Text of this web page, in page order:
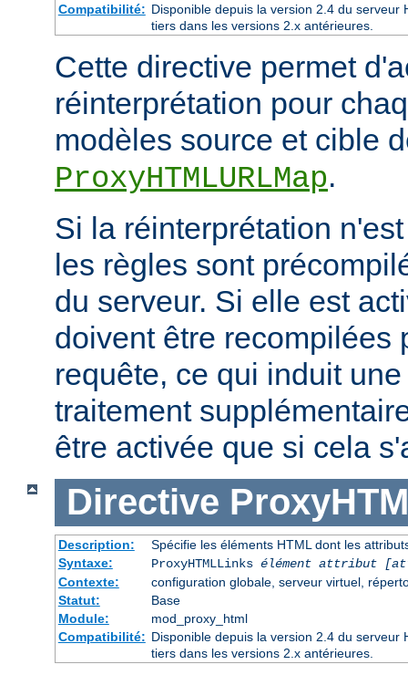
Compatibilité: Disponible depuis la version 2.4 du serveur
tiers dans les versions 2.x antérieures.
Cette directive permet
réinterprétation pour
modèles source et cible
ProxyHTMLURLMap.
Si la réinterprétation
les règles sont
du serveur. Si elle est
doivent être recompilées
requête, ce qui induit
traitement
être activée que si cela
Directive
Description:
Spécifie les éléments HTML dont les
Syntaxe:
ProxyHTMLLinks élément attribut
Contexte:
configuration globale, serveur virtuel,
Statut:
Base
Module:
mod_proxy_html
Compatibilité: Disponible depuis la version 2.4 du serveur
tiers dans les versions 2.x antérieures.